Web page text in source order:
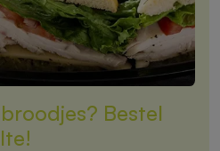
Bestel